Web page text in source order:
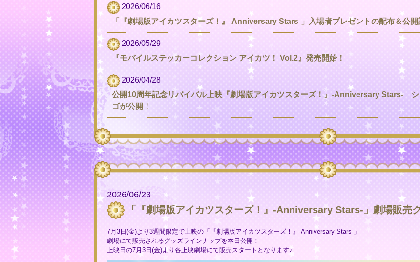
2026/06/16
「『劇場版アイカツスターズ！』-Anniversary Stars-」入場者プレゼントの配布＆公開
2026/05/29
『モバイルステッカーコレクション アイカツ！ Vol.2』発売開始！
2026/04/28
公開10周年記念リバイバル上映『劇場版アイカツスターズ！』-Anniversary Stars-
ゴが公開！
2026/06/23
「『劇場版アイカツスターズ！』-Anniversary Stars-」劇場販売
7月3日(金)より3週間限定で上映の「『劇場版アイカツスターズ！』-Anniversary Stars-」
劇場にて販売されるグッズラインナップを本日公開！
上映日の7月3日(金)より各上映劇場にて販売スタートとなります♪